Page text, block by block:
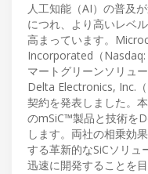
人工知能（AI）の普及
につれ、より高いレベ
高まっています。
Incorporated（Nasdaq:
マートグリーンソリュ
Delta Electronics, Inc.
契約を発表しました。
のmSiC™製品と技術を
します。両社の相乗効
する革新的なSiCソリュ
迅速に開発することを目